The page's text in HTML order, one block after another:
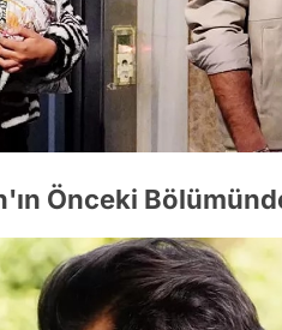
Önceki